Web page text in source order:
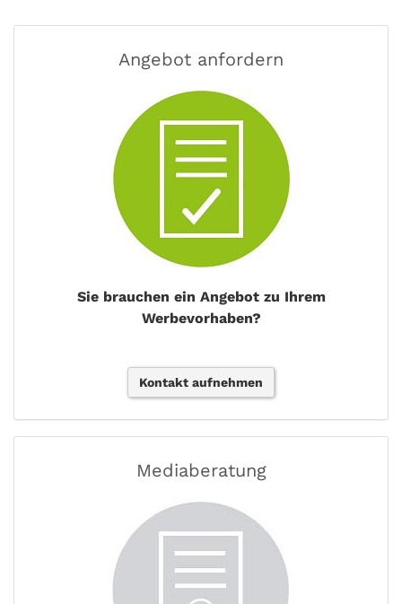
Angebot anfordern
Sie brauchen ein Angebot zu Ihrem
Werbevorhaben?
Kontakt aufnehmen
Mediaberatung